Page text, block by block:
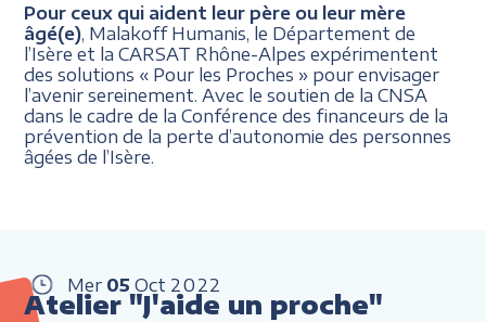
Pour ceux qui aident leur père ou leur mère
âgé(e) , Malakoff Humanis, le Département de
l’Isère et la CARSAT Rhône-Alpes expérimentent
des solutions « Pour les Proches » pour envisager
l’avenir sereinement. Avec le soutien de la CNSA
dans le cadre de la Conférence des financeurs de la
prévention de la perte d’autonomie des personnes
âgées de l’Isère.
Mer 05 Oct 2022
Atelier "J'aide un proche"